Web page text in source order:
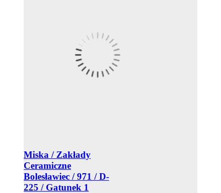
Miska / Zakłady
Ceramiczne
Bolesławiec / 971 / D-
225 / Gatunek 1